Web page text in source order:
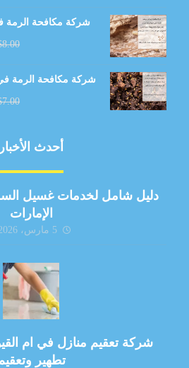
شركة مكافحة الرمة في
8.00
شركة مكافحة الرمة في ام
7.00
أحدث الأخبار
دليل شامل لخدمات غسيل
الإمارات
5 مارس، 2026
تطهير